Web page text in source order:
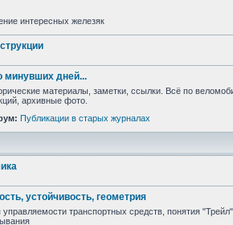
интересных железяк
минувших дней...
материалы, заметки, ссылки. Всё по
архивные фото.
Публикации в старых журналах
устойчивость, геометрия
управляемости транспортных средств, понятия